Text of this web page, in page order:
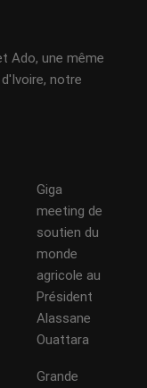
Ado, une même
notre
Giga
meeting de
soutien du
monde
agricole au
Président
Alassane
Ouattara
Grande